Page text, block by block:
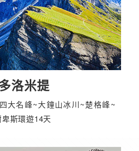
洛米提
大名峰~大鐘山冰川~楚格峰~
斯環遊14天